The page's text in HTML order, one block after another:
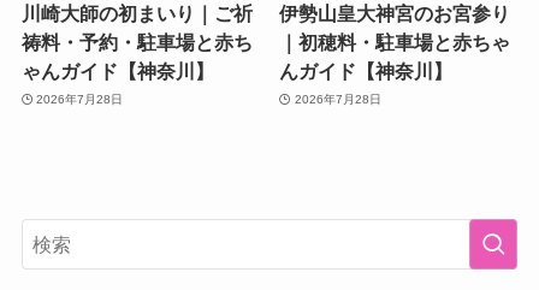
川崎大師の初まいり｜ご祈
祷料・予約・駐車場と赤ち
ゃんガイド【神奈川】
2026年7月28日
伊勢山皇大神宮のお宮参り
｜初穂料・駐車場と赤ちゃ
んガイド【神奈川】
2026年7月28日